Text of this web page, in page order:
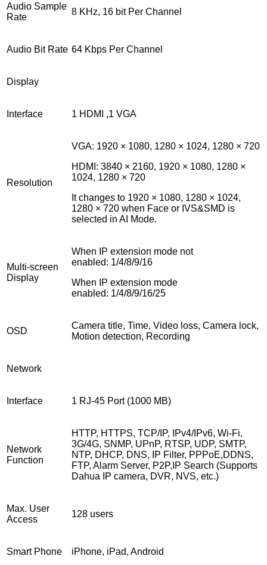
Audio Sample
Rate
8 KHz, 16 bit Per Channel
Audio Bit Rate 64 Kbps Per Channel
Display
Interface 1 HDMI ,1 VGA
Resolution
VGA: 1920 × 1080, 1280 × 1024, 1280 × 720
HDMI: 3840 × 2160, 1920 × 1080, 1280 ×
1024, 1280 × 720
It changes to 1920 × 1080, 1280 × 1024,
1280 × 720 when Face or IVS&SMD is
selected in AI Mode.
Multi-screen
Display
When IP extension mode not
enabled: 1/4/8/9/16
When IP extension mode
enabled: 1/4/8/9/16/25
OSD
Camera title, Time, Video loss, Camera lock,
Motion detection, Recording
Network
Interface 1 RJ-45 Port (1000 MB)
Network
Function
HTTP, HTTPS, TCP/IP, IPv4/IPv6, Wi-Fi,
3G/4G, SNMP, UPnP, RTSP, UDP, SMTP,
NTP, DHCP, DNS, IP Filter, PPPoE,DDNS,
FTP, Alarm Server, P2P,IP Search (Supports
Dahua IP camera, DVR, NVS, etc.)
Max. User
Access
128 users
Smart Phone iPhone, iPad, Android